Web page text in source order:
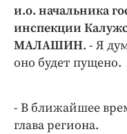
и.о. начальника
инспекции
МАЛАШИН. - Я
оно будет пущено.
- В ближайшее
глава региона.